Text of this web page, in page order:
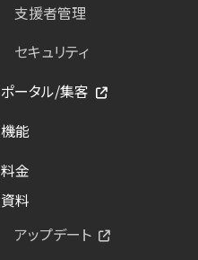
支援者管理
セキュリティ
ポータル/集客
機能
料金
資料
アップデート